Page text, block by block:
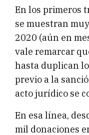
En los primeros
se muestran
2020 (aún en
vale remarcar
hasta duplican
previo a la
acto jurídico se
En esa línea,
mil donaciones